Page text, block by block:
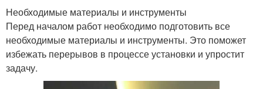
Необходимые материалы и инструменты
Перед началом работ необходимо подготовить все
необходимые материалы и инструменты. Это поможет
избежать перерывов в процессе установки и упростит
задачу.